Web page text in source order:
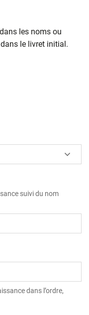
les noms ou
le livret initial.
suivi du nom
dans l’ordre,